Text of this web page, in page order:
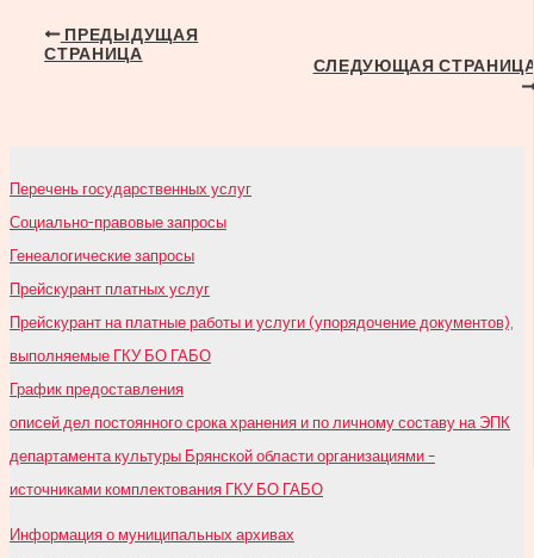
Навигация
ПРЕДЫДУЩАЯ
СТРАНИЦА
СЛЕДУЮЩАЯ
Перечень государственных услуг
Социально-правовые запросы
Генеалогические запросы
Прейскурант платных услуг
Прейскурант на платные работы и услуги (упорядочение документов),
выполняемые ГКУ БО ГАБО
График предоставления
описей дел постоянного срока хранения и по личному составу на ЭПК
департамента культуры Брянской области организациями –
источниками комплектования ГКУ БО ГАБО
Информация о муниципальных архивах